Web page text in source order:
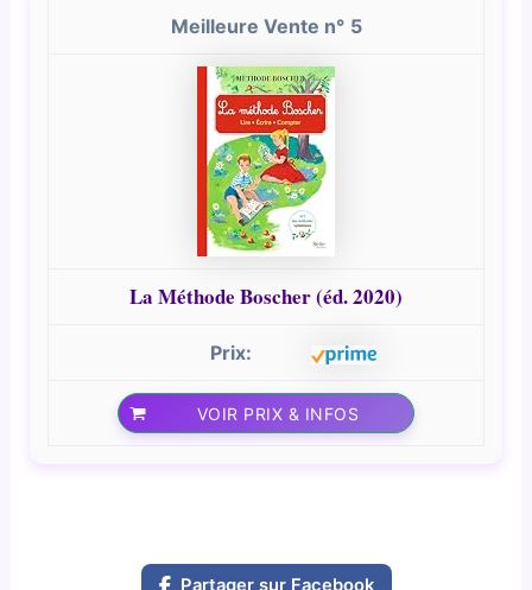
5
La Méthode Boscher (éd. 2020)
VOIR PRIX & INFOS
Partager sur Facebook